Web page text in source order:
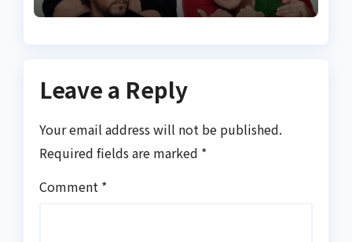
Leave a Reply
Your email address will not be published.
Required fields are marked *
Comment *